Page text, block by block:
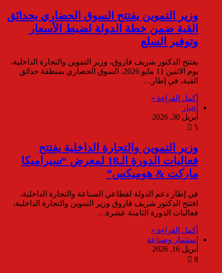
وزير التموين يفتتح السوق الحضاري بحدائق
القبة ضمن خطة الدولة لضبط الأسعار
وتوفير السلع
يفتتح الدكتور شريف فاروق، وزير التموين والتجارة الداخلية،
يوم الاثنين 11 مايو 2026، السوق الحضاري بمنطقة حدائق
القبة، في إطار…
أكمل القراءة »
أخبار
أبريل 30, 2026
5
وزير التموين والتجارة الداخلية يفتتح
فعاليات الدورة الـ18 لمعرض “سيراميكا
ماركت & هوميكس”
في إطار دعم الدولة لقطاعي الصناعة والتجارة الداخلية،
افتتح الدكتور شريف فاروق وزير التموين والتجارة الداخلية،
فعاليات الدورة الثامنة عشرة…
أكمل القراءة »
استثمار وصناعة
أبريل 16, 2026
8